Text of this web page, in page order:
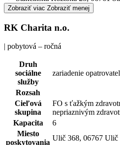
Zobraziť viac Zobraziť menej
RK Charita n.o.
| pobytová – ročná
Druh
sociálne
služby
zariadenie
Rozsah
Cieľová
skupina
FO s ťažkým
nepriaznivým
Kapacita
6
Miesto
poskytovania
Ulič 368, 06767 Ulič